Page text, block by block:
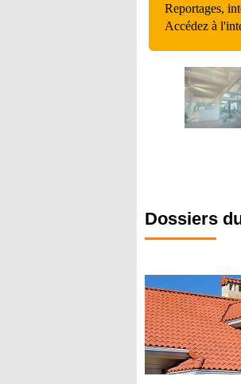
Reportages,
Accédez à
Dossiers